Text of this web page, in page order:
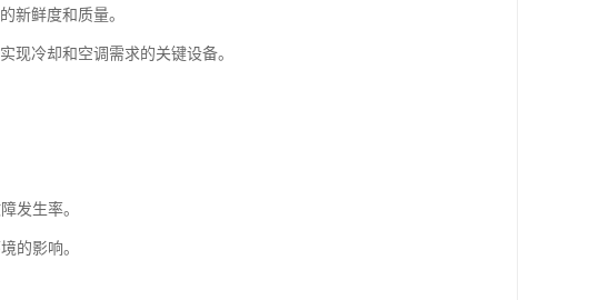
新鲜度和质量。
现冷却和空调需求的关键设备。
发生率。
的影响。